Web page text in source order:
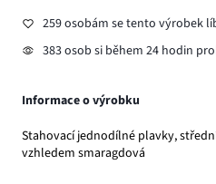
259 osobám se tento výrobek
383 osob si během 24 hodin
Informace o výrobku
Stahovací jednodílné plavky,
vzhledem smaragdová